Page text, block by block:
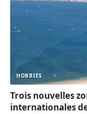
HOBBIES
Trois nouvelles
internationales